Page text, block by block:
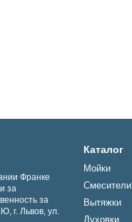
Франке
за
за
г. Львов, ул.
Каталог
Мойки
Смесители
Вытяжки
Духовки